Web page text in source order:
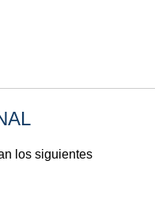
los siguientes